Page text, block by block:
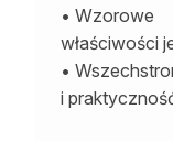
• Wzorowe
właściwości
•
i